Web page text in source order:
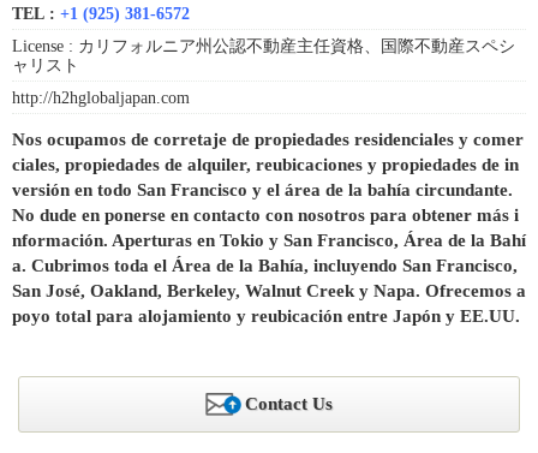
TEL : +1 (925) 381-6572
License : カリフォルニア州公認不動産主任資格、国際不動産スペシ
ャリスト
http://h2hglobaljapan.com
Nos ocupamos de corretaje de propiedades residenciales y comer
ciales, propiedades de alquiler, reubicaciones y propiedades de in
versión en todo San Francisco y el área de la bahía circundante.
No dude en ponerse en contacto con nosotros para obtener más i
nformación. Aperturas en Tokio y San Francisco, Área de la Bahí
a. Cubrimos toda el Área de la Bahía, incluyendo San Francisco,
San José, Oakland, Berkeley, Walnut Creek y Napa. Ofrecemos a
poyo total para alojamiento y reubicación entre Japón y EE.UU.
Contact Us